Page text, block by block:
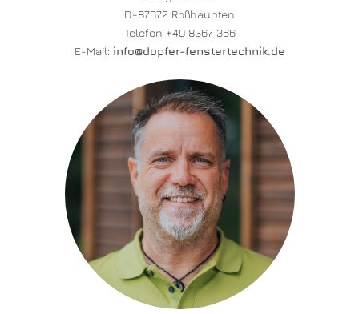
D-87672 Roßhaupten
Telefon +49 8367 366
E-Mail: info@dopfer-fenstertechnik.de